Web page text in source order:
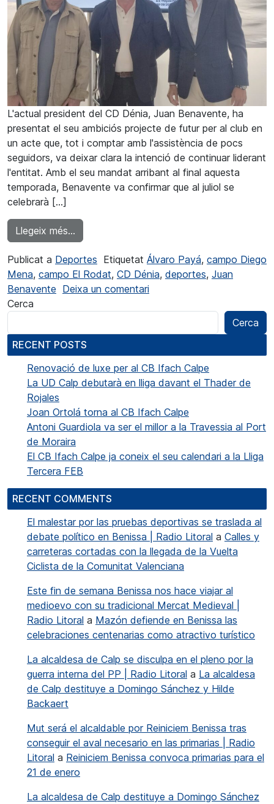
L'actual president del CD Dénia, Juan Benavente, ha
presentat el seu ambiciós projecte de futur per al club en
un acte que, tot i comptar amb l'assistència de pocs
seguidors, va deixar clara la intenció de continuar liderant
l'entitat. Amb el seu mandat arribant al final aquesta
temporada, Benavente va confirmar que al juliol se
celebrarà […]
Llegeix més…
Publicat a Deportes Etiquetat Álvaro Payá, campo Diego
Mena, campo El Rodat, CD Dénia, deportes, Juan
Benavente Deixa un comentari
Cerca
Cerca
RECENT POSTS
Renovació de luxe per al CB Ifach Calpe
La UD Calp debutarà en lliga davant el Thader de
Rojales
Joan Ortolá torna al CB Ifach Calpe
Antoni Guardiola va ser el millor a la Travessia al Port
de Moraira
El CB Ifach Calpe ja coneix el seu calendari a la Lliga
Tercera FEB
RECENT COMMENTS
El malestar por las pruebas deportivas se traslada al
debate político en Benissa | Radio Litoral a Calles y
carreteras cortadas con la llegada de la Vuelta
Ciclista de la Comunitat Valenciana
Este fin de semana Benissa nos hace viajar al
medioevo con su tradicional Mercat Medieval |
Radio Litoral a Mazón defiende en Benissa las
celebraciones centenarias como atractivo turístico
La alcaldesa de Calp se disculpa en el pleno por la
guerra interna del PP | Radio Litoral a La alcaldesa
de Calp destituye a Domingo Sánchez y Hilde
Backaert
Mut será el alcaldable por Reiniciem Benissa tras
conseguir el aval necesario en las primarias | Radio
Litoral a Reiniciem Benissa convoca primarias para el
21 de enero
La alcaldesa de Calp destituye a Domingo Sánchez